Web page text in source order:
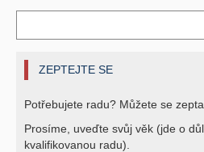
ZEPTEJTE SE
Potřebujete radu? Můžete se
Prosíme, uveďte svůj věk (jde o
kvalifikovanou radu).